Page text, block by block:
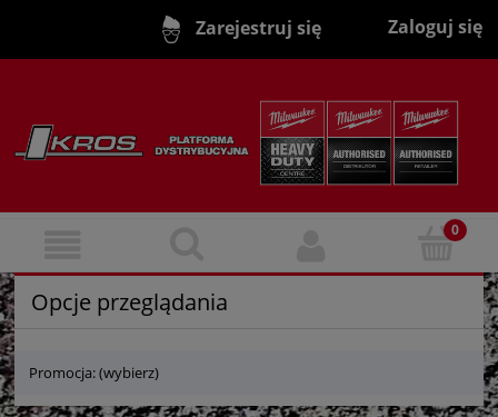
Zarejestruj się Zaloguj się
Opcje przeglądania
Promocja: (wybierz)